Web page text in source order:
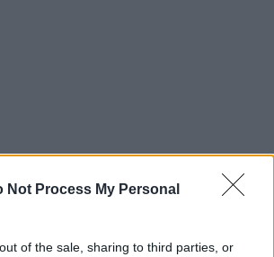
Not Process My Personal
of the sale, sharing to third parties, or